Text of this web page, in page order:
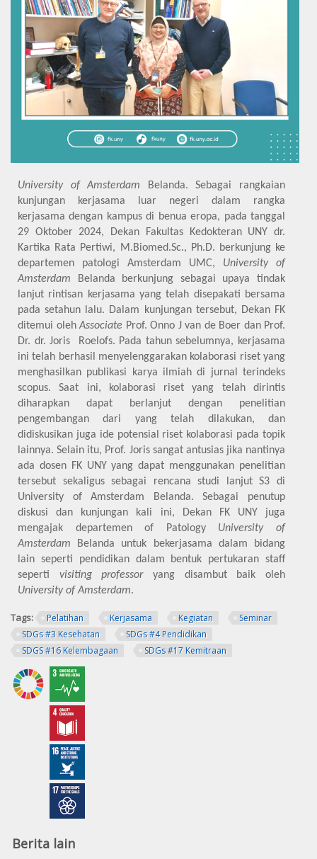
University of Amsterdam Belanda. Sebagai rangkaian
kunjungan kerjasama luar negeri dalam rangka
kerjasama dengan kampus di benua eropa, pada tanggal
29 Oktober 2024,
Dekan Fakultas Kedokteran UNY dr.
Kartika Rata Pertiwi, M.Biomed.Sc., Ph.D. berkunjung ke
departemen patologi Amsterdam UMC, University of
Amsterdam Belanda berkunjung sebagai upaya tindak
lanjut rintisan kerjasama yang telah disepakati bersama
pada setahun lalu. Dalam kunjungan tersebut, Dekan FK
ditemui olehAssociate Prof. Onno J van de Boer dan Prof.
Dr. dr. Joris Roelofs. Pada tahun sebelumnya, kerjasama
ini telah berhasil menyelenggarakan kolaborasi riset yang
menghasilkan publikasi karya ilmiah di jurnal terindeks
scopus. Saat ini, kolaborasi riset yang telah dirintis
diharapkan dapat berlanjut dengan penelitian
pengembangan dari yang telah dilakukan, dan
didiskusikan juga ide potensial riset kolaborasi pada topik
lainnya. Selain itu, Prof. Joris sangat antusias jika nantinya
ada dosen FK UNY yang dapat menggunakan penelitian
tersebut sekaligus sebagai rencana studi lanjut S3 di
University of Amsterdam Belanda. Sebagai penutup
diskusi dan kunjungan kali ini, Dekan FK UNY juga
mengajak departemen of Patology University of
Amsterdam Belanda untuk bekerjasama dalam bidang
lain seperti pendidikan dalam bentuk pertukaran staff
seperti visiting professoryang disambut baik oleh
University of Amsterdam.
Tags: Pelatihan Kerjasama Kegiatan
Seminar
SDGs #3 Kesehatan
SDGs #4 Pendidikan
SDGS #16 Kelembagaan
SDGs #17 Kemitraan
Berita lain